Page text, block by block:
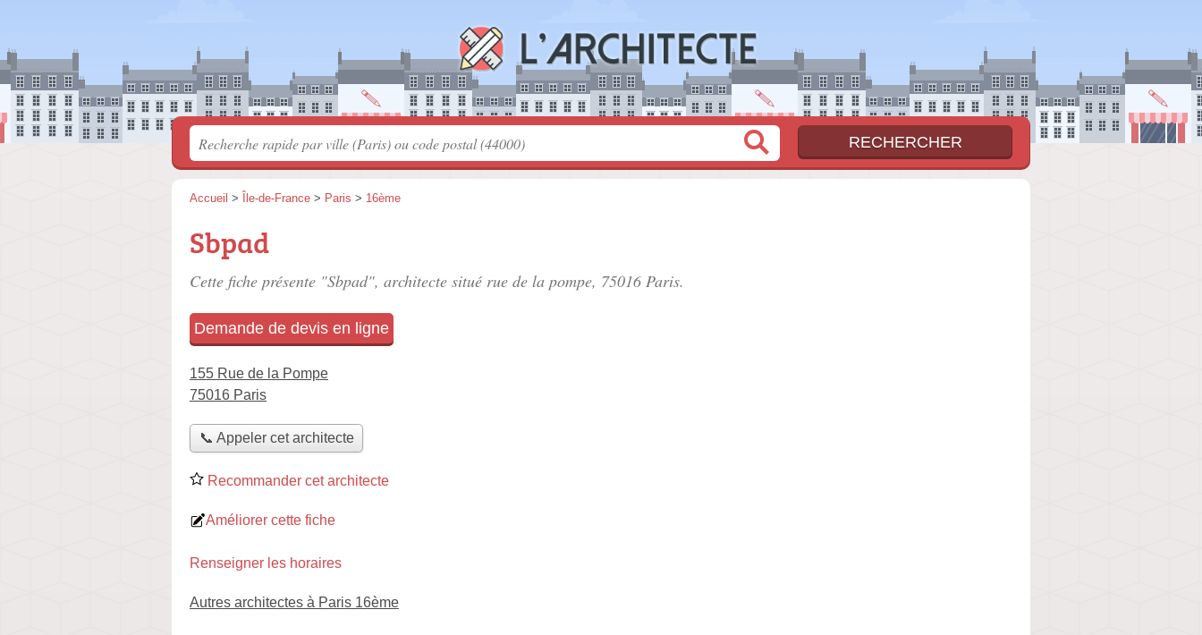
Accueil > Île-de-France > Paris > 16ème
Sbpad
Cette fiche présente "Sbpad", architecte situé rue de la pompe, 75016 Paris.
Demande de devis en ligne
155 Rue de la Pompe
75016 Paris
📞 Appeler cet architecte
Recommander cet architecte
Améliorer cette fiche
Renseigner les horaires
Autres architectes à Paris 16ème